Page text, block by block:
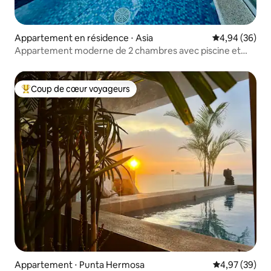
Appartement en résidence ⋅ Asia Évaluation
4,94 (36)
Appartement moderne de 2 chambres avec piscine et
Coups de cœur voyageurs les plus appréciés
Coup de cœur voyageurs
Appartement ⋅ Punta Hermosa Évaluation
4,97 (39)